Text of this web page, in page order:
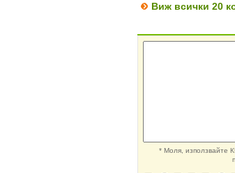
Виж всички 20
* Моля, използвайте